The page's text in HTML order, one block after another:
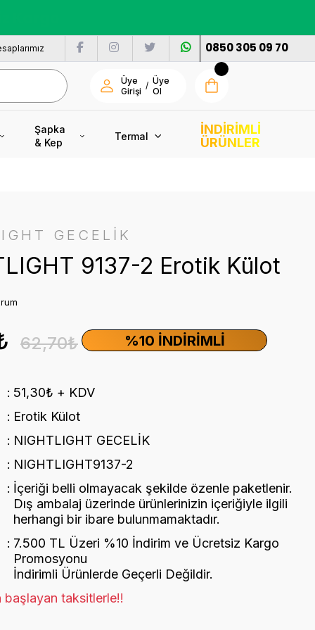
0850 305 09 70
Üye
Girişi
/ Üye
Ol
Şapka
& Kep
Termal
İNDİRİMLİ
ÜRÜNLER
GECELİK
9137-2 Erotik Külot
%10 İNDIRIMLI
62,70₺
51,30₺ + KDV
Erotik Külot
NIGHTLIGHT GECELİK
NIGHTLIGHT9137-2
İçeriği belli olmayacak şekilde özenle paketlenir.
Dış ambalaj üzerinde ürünlerinizin içeriğiyle ilgili
herhangi bir ibare bulunmamaktadır.
7.500 TL Üzeri %10 İndirim ve Ücretsiz Kargo
Promosyonu
İndirimli Ürünlerde Geçerli Değildir.
taksitlerle!!